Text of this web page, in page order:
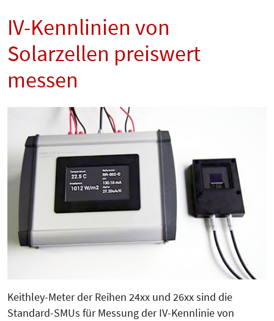
IV-Kennlinien von
Solarzellen preiswert
messen
Keithley-Meter der Reihen 24xx und 26xx sind die
Standard-SMUs für Messung der IV-Kennlinie von